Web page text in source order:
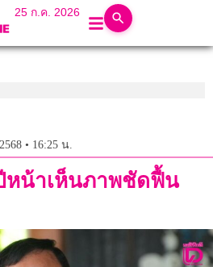
25 ก.ค. 2026
• 16:25 น.
หน้าเห็นภาพชัดฟื้น